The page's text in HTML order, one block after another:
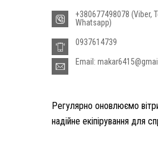
+380677498078 (Viber,
Whatsapp)
0937614739
Email:
Регулярно оновлюємо
надійне екіпірування для